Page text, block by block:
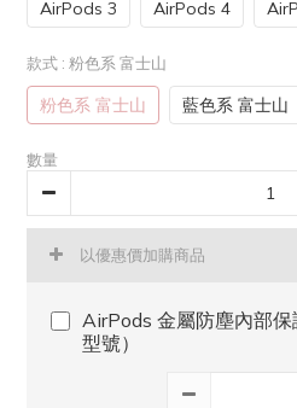
AirPods 3 AirPods 4
款式 : 粉色系 富士山
粉色系 富士山 藍色系 富士山
數量
以優惠價加購商品
AirPods 金屬防塵內部
型號）